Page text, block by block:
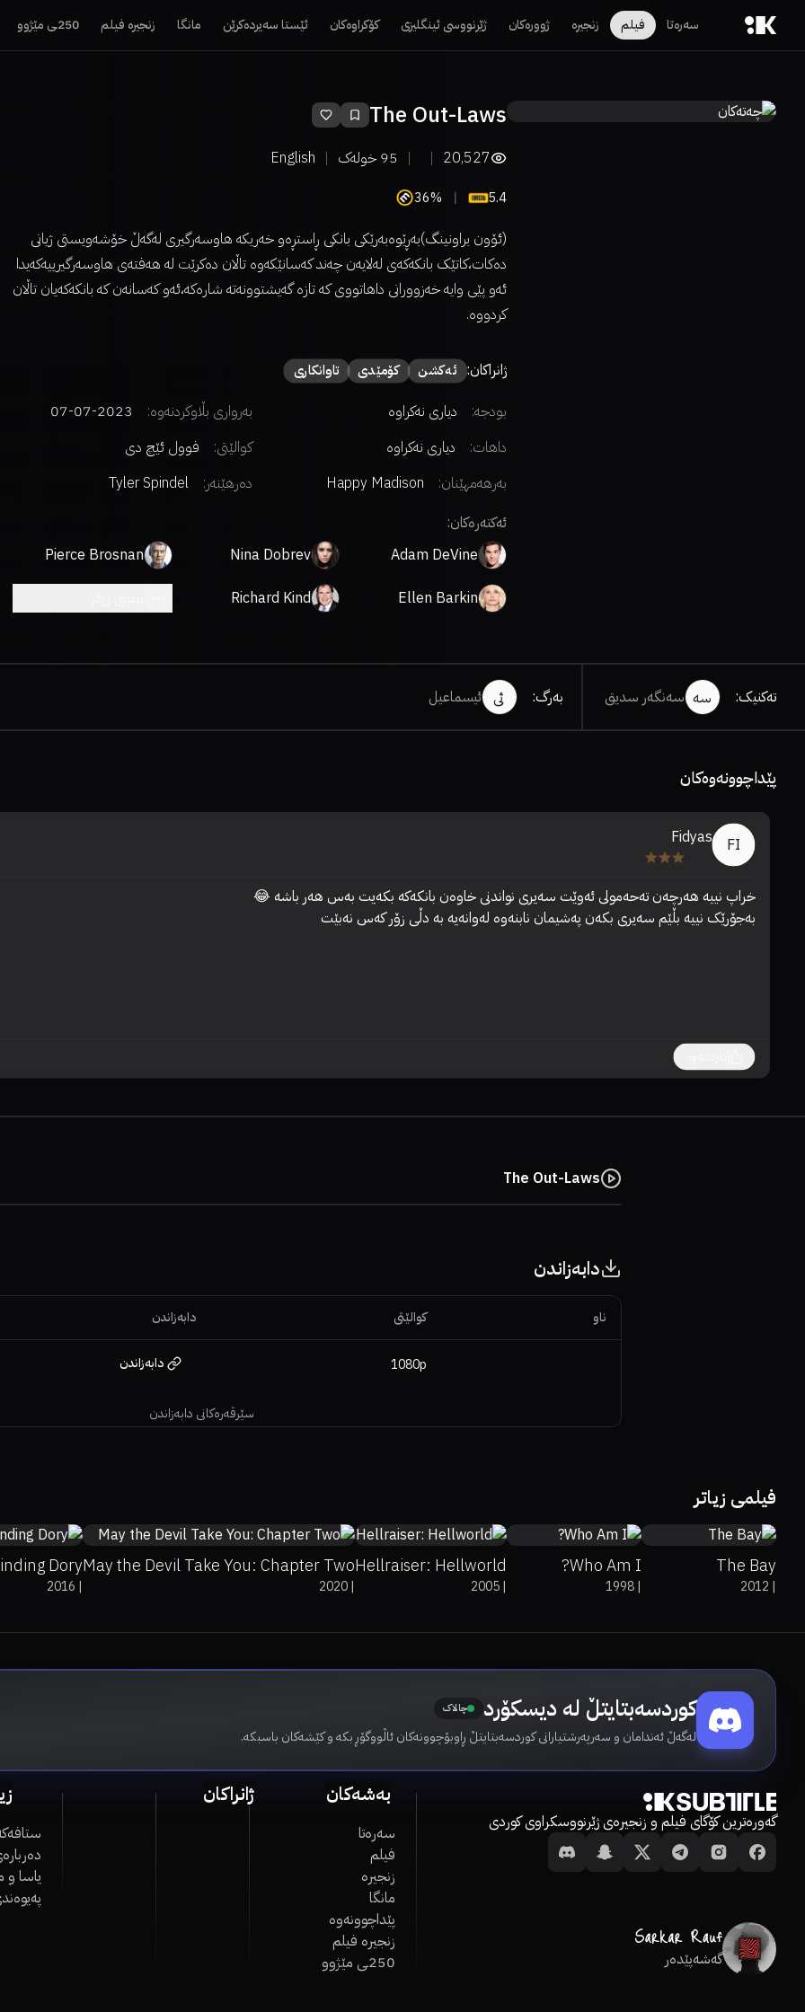
سەرەتا فیلم زنجیرە ژوورەکان ژێرنووسی ئینگلیزی کۆکراوەکان ئێستا سەیردەکرێن مانگا زنجیرە فیلم 250ـی مێژوو
The Out-Laws
20,527
95 خولەک English
5.4
36%
(ئۆون براونینگ)بەڕێوەبەرێکی بانکی ڕاستڕەو خەریکە هاوسەرگیری لەگەڵ خۆشەویستی ژیانی
دەکات،کاتێک بانکەکەی لەلایەن چەند کەسانێکەوە تاڵان دەکرێت لە هەفتەی هاوسەرگیرییەکەیدا
ئەو پێی وایە خەزوورانی داهاتووی کە تازە گەیشتوونەتە شارەکە،ئەو کەسانەن کە بانکەکەیان تاڵان
کردووە.
ژانراکان: ئەكشن كۆمێدی تاوانکاری
بودجە: دیاری نەکراوە بەرواری بڵاوکردنەوە:
2023-07-07
داهات:
دیاری نەکراوە کوالێتی:
فوول ئێچ دی
بەرهەمهێنان:
Happy Madison
دەرهێنەر:
Tyler Spindel
ئەکتەرەکان:
Adam DeVine
Nina Dobrev
Pierce Brosnan
Ellen Barkin
Richard Kind
تەکنیک: سە سەنگەر سدیق بەرگ: ئی ئیسماعیل
پێداچوونەوەکان
FI
Fidyas
بەجۆرێک نییە بڵێم سەیری بکەن پەشیمان نابنەوە لەوانەیە بە دڵی زۆر کەس نەبێت
The Out-Laws
دابەزاندن
سێرڤەرەکانی دابەزاندن
ناو کوالێتی دابەزاندن
1080p دابەزاندن
فیلمی زیاتر
The Bay
|
2012
Who Am I?
|
1998
Hellraiser: Hellworld
|
2005
May the Devil Take You: Chapter Two
|
2020
Dory
|
2016
کوردسەبتایتڵ لە دیسکۆرد چالاک
لەگەڵ ئەندامان و سەرپەرشتیارانی کوردسەبتایتڵ ڕاوبۆچوونەکان ئاڵووگۆڕ بکە و کێشەکان باسبکە.
گەورەترین کۆگای فیلم و زنجیرەی ژێرنووسکراوی کوردی
گەشەپێدەر
بەشەکان
سەرەتا
فیلم
زنجیرە
مانگا
پێداچوونەوە
زنجیرە فیلم
250ـی مێژوو
ژانراکان
یاسا و